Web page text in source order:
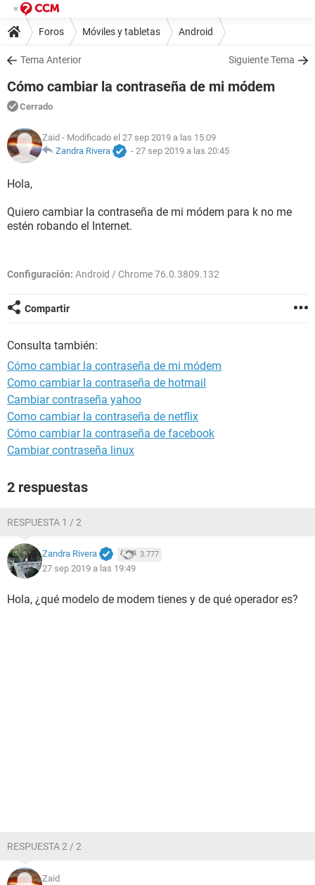
Foros Móviles y tabletas Android
Tema Anterior Siguiente Tema
Cómo cambiar la contraseña de mi módem
Cerrado
Zaid - Modificado el 27 sep 2019 a las 15:09
Zandra Rivera
- 27 sep 2019 a las 20:45
Hola,
Quiero cambiar la contraseña de mi módem para k no me
estén robando el Internet.
Configuración: Android / Chrome 76.0.3809.132
Compartir
Consulta también:
Cómo cambiar la contraseña de mi módem
Como cambiar la contraseña de hotmail
Cambiar contraseña yahoo
Como cambiar la contraseña de netflix
Cómo cambiar la contraseña de facebook
Cambiar contraseña linux
2 respuestas
RESPUESTA 1 / 2
Zandra Rivera 3.777
27 sep 2019 a las 19:49
Hola, ¿qué modelo de modem tienes y de qué operador es?
RESPUESTA 2 / 2
Zaid